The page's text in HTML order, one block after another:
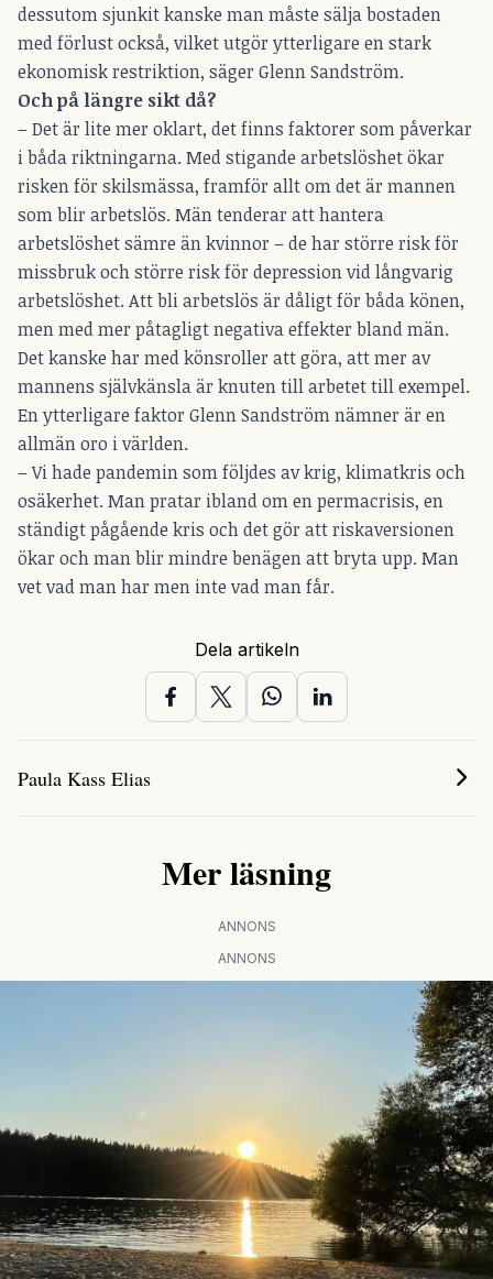
dessutom sjunkit kanske man måste sälja bostaden
med förlust också, vilket utgör ytterligare en stark
ekonomisk restriktion, säger Glenn Sandström.
Och på längre sikt då?
– Det är lite mer oklart, det finns faktorer som påverkar
i båda riktningarna. Med stigande arbetslöshet ökar
risken för skilsmässa, framför allt om det är mannen
som blir arbetslös. Män tenderar att hantera
arbetslöshet sämre än kvinnor – de har större risk för
missbruk och större risk för depression vid långvarig
arbetslöshet. Att bli arbetslös är dåligt för båda könen,
men med mer påtagligt negativa effekter bland män.
Det kanske har med könsroller att göra, att mer av
mannens självkänsla är knuten till arbetet till exempel.
En ytterligare faktor Glenn Sandström nämner är en
allmän oro i världen.
– Vi hade pandemin som följdes av krig, klimatkris och
osäkerhet. Man pratar ibland om en permacrisis, en
ständigt pågående kris och det gör att riskaversionen
ökar och man blir mindre benägen att bryta upp. Man
vet vad man har men inte vad man får.
Dela artikeln
Paula Kass Elias
Mer läsning
ANNONS
ANNONS